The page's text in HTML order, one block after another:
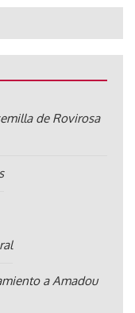
de Rovirosa
a Amadou